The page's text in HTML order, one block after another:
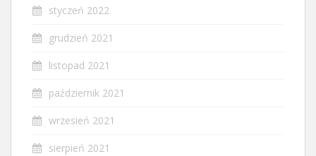
styczeń 2022
grudzień 2021
listopad 2021
październik 2021
wrzesień 2021
sierpień 2021